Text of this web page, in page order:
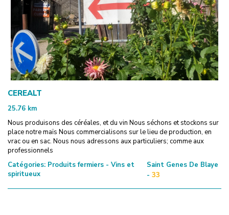
CEREALT
25.76 km
Nous produisons des céréales, et du vin Nous séchons et stockons sur
place notre maïs Nous commercialisons sur le lieu de production, en
vrac ou en sac. Nous nous adressons aux particuliers; comme aux
professionnels
Catégories: Produits fermiers - Vins et
spiritueux
Saint Genes De Blaye
- 33